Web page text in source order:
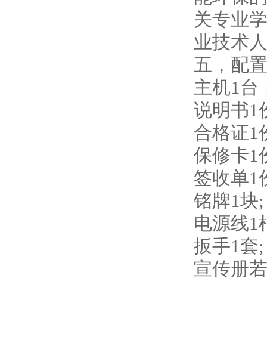
关专业
业技术
五，配
主机1台
说明书1
合格证1
保修卡1
签收单1
铭牌1块;
电源线1
扳手1套;
宣传册